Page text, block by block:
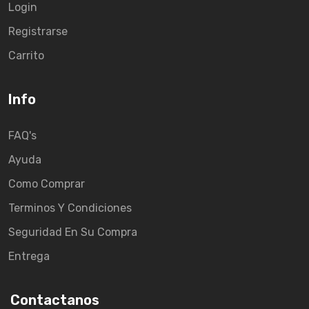
Login
Registrarse
Carrito
Info
FAQ's
Ayuda
Como Comprar
Terminos Y Condiciones
Seguridad En Su Compra
Entrega
Contactanos